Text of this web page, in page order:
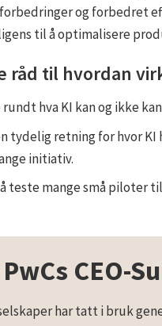
og forbedret
til å optimalisere
råd til hvordan
hva KI kan og ikke
tydelig retning for hvor KI
initiativ.
teste mange små piloter
CEO-
har tatt i bruk